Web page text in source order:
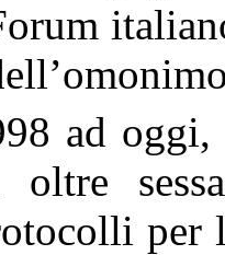
ad
per